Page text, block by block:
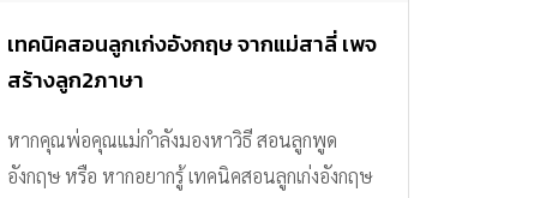
เทคนิคสอนลูกเก่งอังกฤษ จากแม่สาลี่ เพจ
สร้างลูก2ภาษา
หากคุณพ่อคุณแม่กำลังมองหาวิธี สอนลูกพูด
อังกฤษ หรือ หากอยากรู้ เทคนิคสอนลูกเก่งอังกฤษ